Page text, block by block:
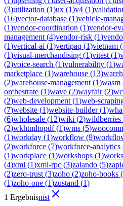
(3)utilization (1)ux (1)v4 (1)
(16)vector-database (1)vehicle-
(1)vendor-coordination (1)vendor-
management (4)vendor-risk (1)
(1)vertical-ai (1)vertipaq (1)vietnam (
(1)visual-merchandising (1)vitest (1)
(2)voice-search (1)vulnerability (1)
marketplace (1)warehouse (13)
(2)warehouse-management (1)wasm
orchestrate (1)wave (2)wayfair(2)
(2)web-development (1)web-
(7)website (1)website-builder(1)
(6)wholesale (12)wiki (2)wildberries
(2)wkhtmltopdf(1)wms (5)
(1)workday (1)workflow (9)
(2)workforce (7)workforce-analytics
(1)workplace (1)workshops (1)
(4)xml (1)xml-rpc (3)zalando (5)
(2)zero-trust (3)zoho (2)zoho-books (
(1)zoho-one (1)zustand (1)
1 Ergebnisnist